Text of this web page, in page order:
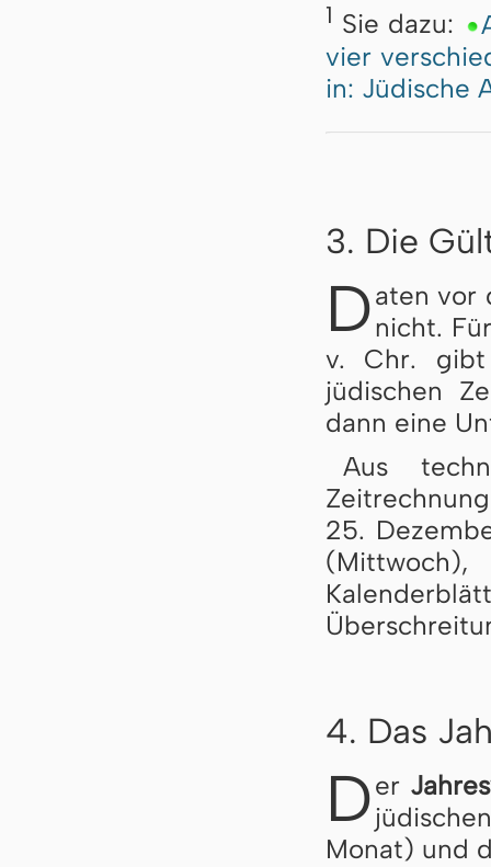
1 Sie dazu:
vier
in: Jüdische
3. Die
Daten vor
nicht.
v. Chr. gibt
jüdischen
dann eine
Aus
25.
4. Das
Der
Monat) und